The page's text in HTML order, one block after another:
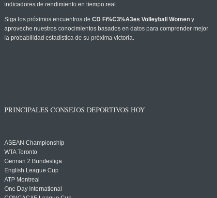
indicadores de rendimiento en tiempo real.
Siga los próximos encuentros de CD Fi%C3%A3es Volleyball Womeny
aproveche nuestros conocimientos basados en datos para comprender mejor
la probabilidad estadística de su próxima victoria.
PRINCIPALES CONSEJOS DEPORTIVOS HOY
ASEAN Championship
WTA Toronto
German 2 Bundesliga
English League Cup
ATP Montreal
One Day International